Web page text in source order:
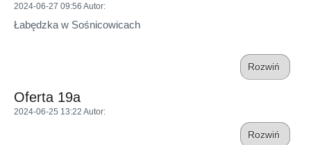
2024-06-27 09:56 Autor:
Łabędzka w Sośnicowicach
Rozwiń
Oferta 19a
2024-06-25 13:22 Autor:
Rozwiń